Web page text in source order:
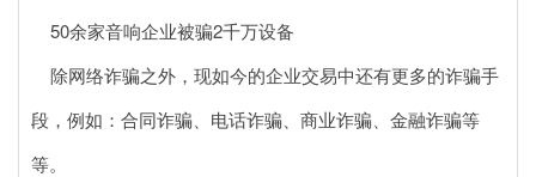
50余家音响企业被骗2千万设备
除网络诈骗之外，现如今的企业交易中还有更多的诈骗手
段，例如：合同诈骗、电话诈骗、商业诈骗、金融诈骗等
等。